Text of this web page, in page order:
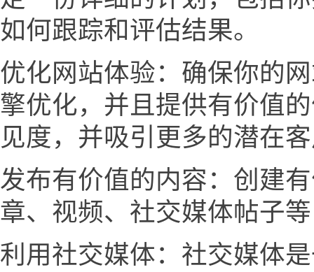
如何跟踪和评估结果。
优化网站体验：确保你的
擎优化，并且提供有价值
见度，并吸引更多的潜在
发布有价值的内容：创建
章、视频、社交媒体帖子
利用社交媒体：社交媒体